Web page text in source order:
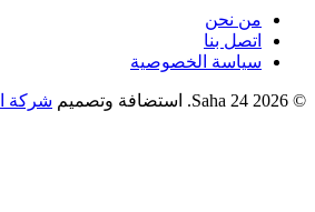
من نحن
اتصل بنا
سياسة الخصوصية
© 2026 Saha 24. استضافة وتصميم شركة